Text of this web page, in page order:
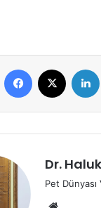
Dr.
Pet